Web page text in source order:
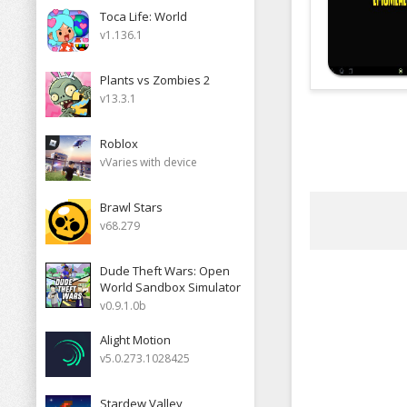
Toca Life: World
v1.136.1
Plants vs Zombies 2
v13.3.1
Roblox
vVaries with device
Brawl Stars
v68.279
Dude Theft Wars: Open
World Sandbox Simulator
v0.9.1.0b
Alight Motion
v5.0.273.1028425
Stardew Valley